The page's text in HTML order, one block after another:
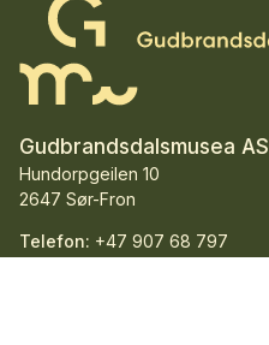
Gudbrandsdalsmusea AS
Hundorpgeilen 10
2647 Sør-Fron
Telefon: +47 907 68 797